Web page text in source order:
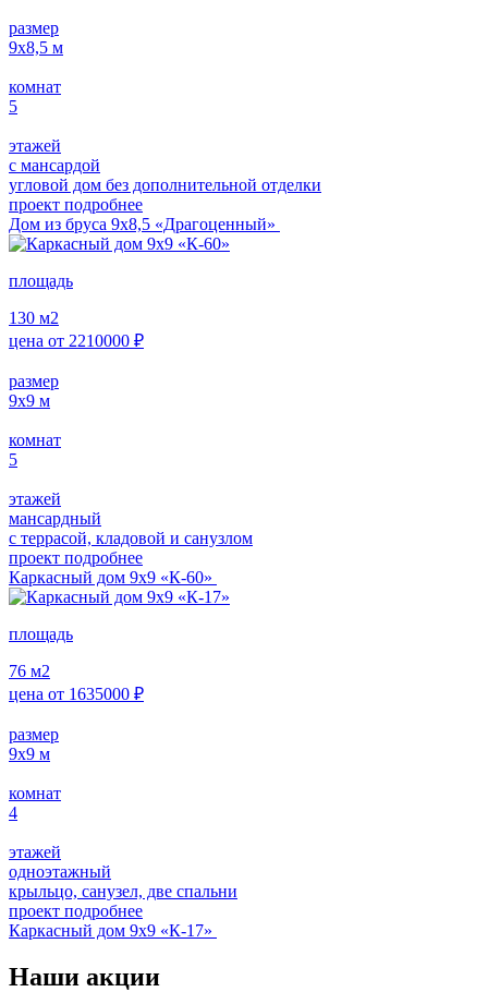
размер
9х8,5 м
комнат
5
этажей
с мансардой
угловой дом без дополнительной отделки
проект подробнее
Дом из бруса 9х8,5 «Драгоценный»
площадь
130 м2
цена от 2210000 ₽
размер
9х9 м
комнат
5
этажей
мансардный
с террасой, кладовой и санузлом
проект подробнее
Каркасный дом 9х9 «К-60»
площадь
76 м2
цена от 1635000 ₽
размер
9х9 м
комнат
4
этажей
одноэтажный
крыльцо, санузел, две спальни
проект подробнее
Каркасный дом 9х9 «К-17»
Наши акции